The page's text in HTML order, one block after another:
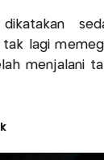
tak lagi
menjalani